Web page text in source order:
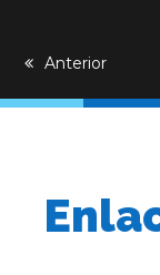
previous
Anterior